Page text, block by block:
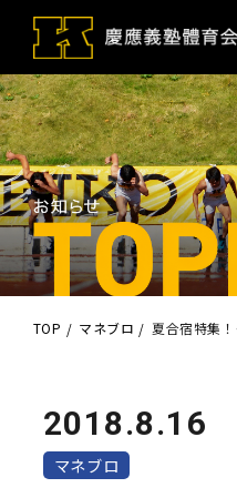
TOP マネブロ 夏合宿特集
2018.8.16
マネブロ